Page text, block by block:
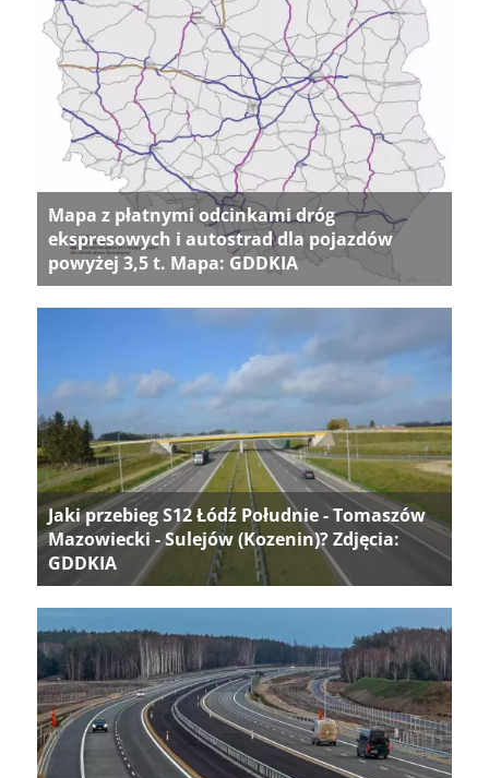
Mapa z płatnymi odcinkami dróg
ekspresowych i autostrad dla pojazdów
powyżej 3,5 t. Mapa: GDDKIA
Jaki przebieg S12 Łódź Południe - Tomaszów
Mazowiecki - Sulejów (Kozenin)? Zdjęcia:
GDDKIA